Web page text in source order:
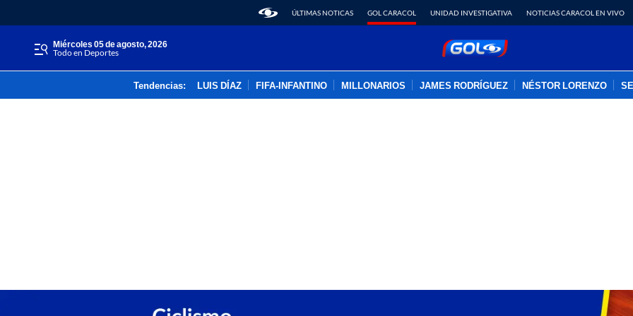
ÚLTIMAS NOTICAS GOL CARACOL UNIDAD INVESTIGATIVA NOTICIAS CARACOL EN VIVO
miércoles 05 de agosto, 2026
Todo en Deportes
Tendencias: LUIS DÍAZ FIFA-INFANTINO MILLONARIOS JAMES RODRÍGUEZ NÉSTOR LORENZO